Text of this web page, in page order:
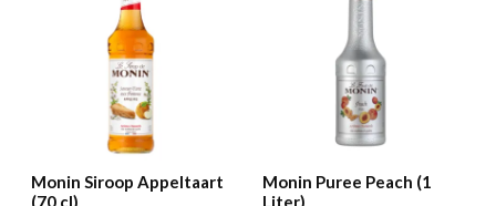
Monin Siroop Appeltaart
(70 cl)
Monin Puree Peach (1
Liter)